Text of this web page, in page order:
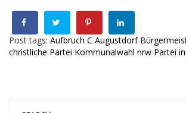
Post tags: Aufbruch C Augustdorf
christliche Partei Kommunalwahl nrw Partei